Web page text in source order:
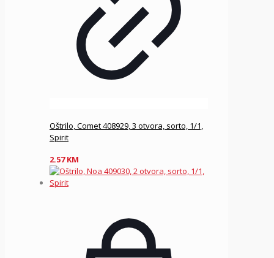
Oštrilo, Comet 408929, 3 otvora, sorto, 1/1,
Spirit
2.57KM